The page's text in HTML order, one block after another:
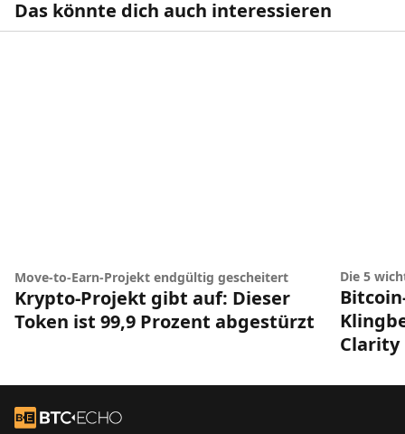
Das könnte dich auch interessieren
Move-to-Earn-Projekt endgültig gescheitert
Krypto-Projekt gibt auf: Dieser
Token ist 99,9 Prozent abgestürzt
Die 5
Clarity
Zur Startseite